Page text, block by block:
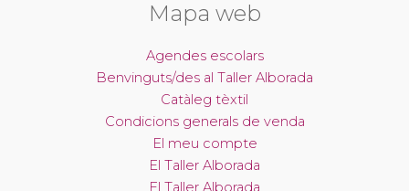
Mapa web
Agendes escolars
Benvinguts/des al Taller Alborada
Catàleg tèxtil
Condicions generals de venda
El meu compte
El Taller Alborada
El Taller Alborada